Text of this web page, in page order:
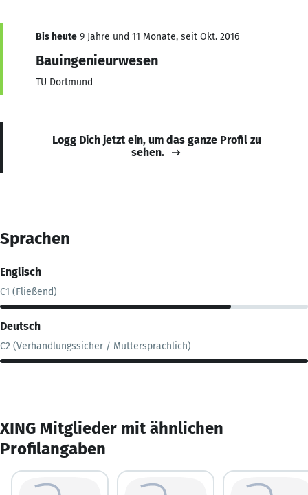
Bis heute 9 Jahre und 11 Monate, seit Okt. 2016
Bauingenieurwesen
TU Dortmund
Logg Dich jetzt ein, um das ganze Profil zu
sehen.
Sprachen
Englisch
C1 (Fließend)
Deutsch
C2 (Verhandlungssicher / Muttersprachlich)
XING Mitglieder mit ähnlichen
Profilangaben